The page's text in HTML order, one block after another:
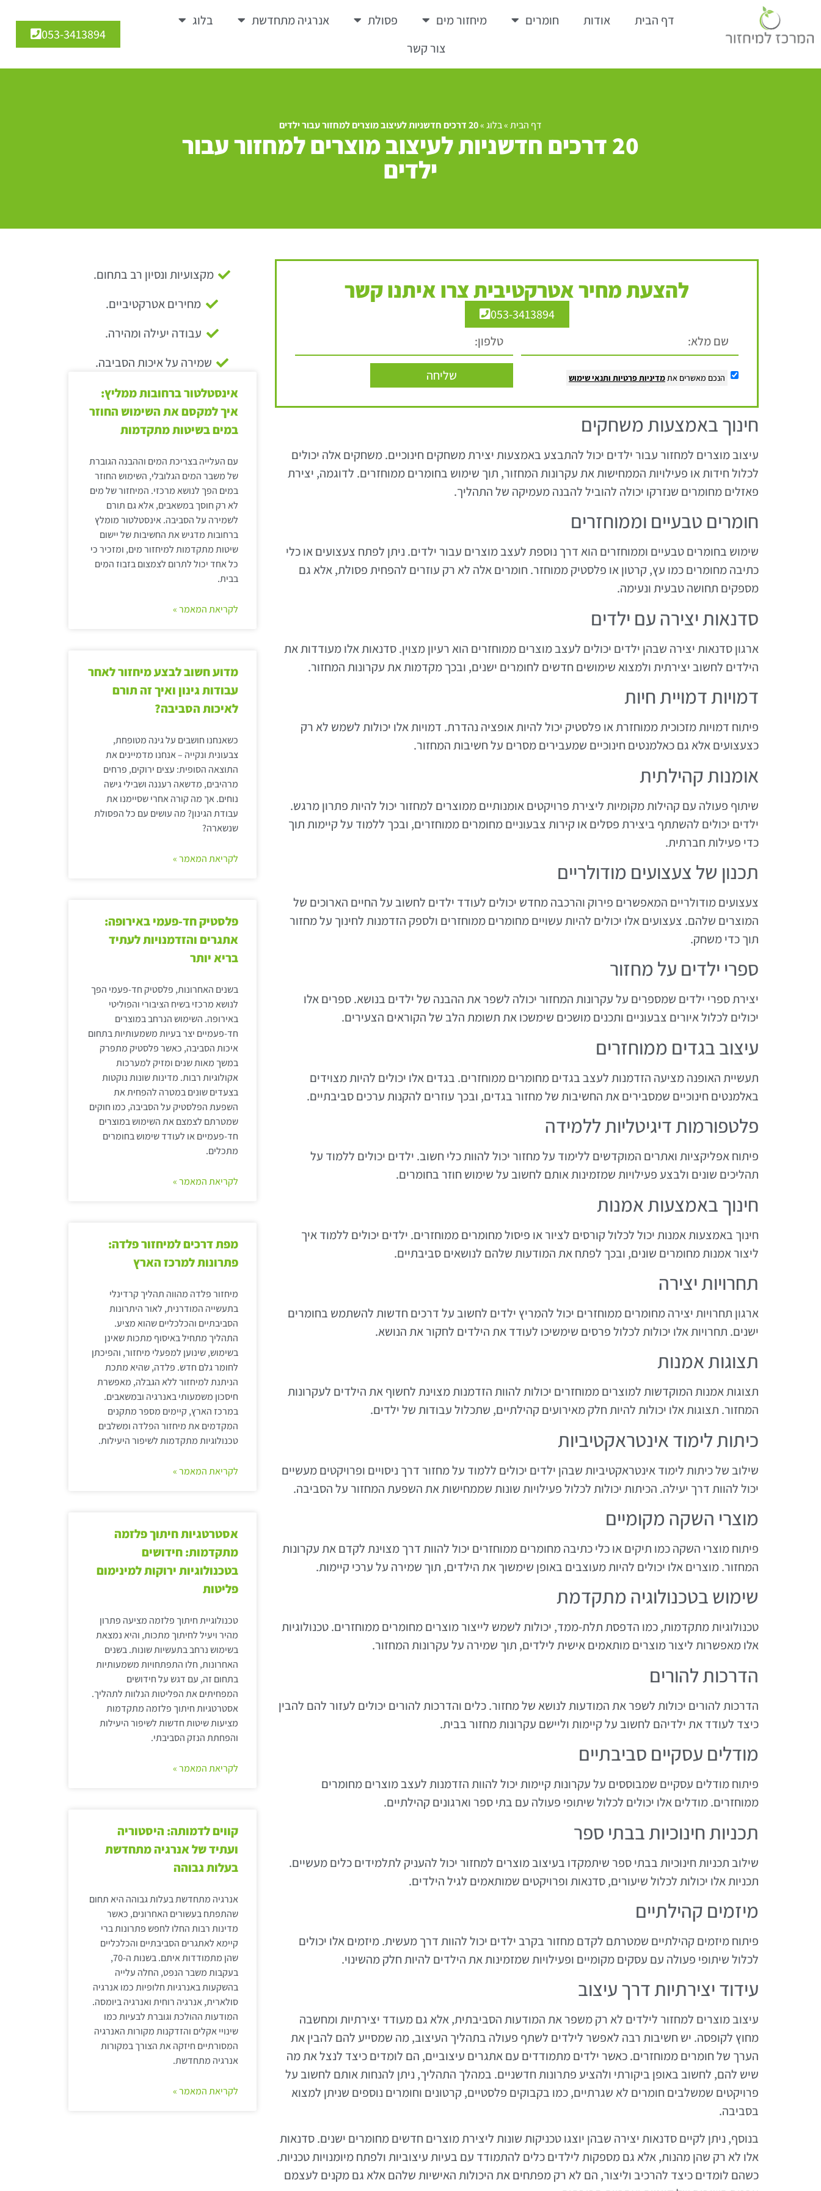
דף הבית אודות חומרים מיחזור מים פסולת אנרגיה מתחדשת
בלוג
צור קשר
053-3413894
דף הבית»בלוג»20 דרכים חדשניות לעיצוב מוצרים למחזור עבור ילדים
20 דרכים חדשניות לעיצוב מוצרים למחזור עבור
ילדים
להצעת מחיר אטרקטיבית צרו איתנו קשר
053-3413894
הנכם מאשרים אתמדיניות פרטיות ותנאי שימוש שליחה
חינוך באמצעות משחקים
עיצוב מוצרים למחזור עבור ילדים יכול להתבצע באמצעות יצירת משחקים חינוכיים. משחקים אלה יכולים
לכלול חידות או פעילויות הממחישות את עקרונות המחזור, תוך שימוש בחומרים ממוחזרים. לדוגמה, יצירת
פאזלים מחומרים שנזרקו יכולה להוביל להבנה מעמיקה של התהליך.
חומרים טבעיים וממוחזרים
שימוש בחומרים טבעיים וממוחזרים הוא דרך נוספת לעצב מוצרים עבור ילדים. ניתן לפתח צעצועים או כלי
כתיבה מחומרים כמו עץ, קרטון או פלסטיק ממוחזר. חומרים אלה לא רק עוזרים להפחית פסולת, אלא גם
מספקים תחושה טבעית ונעימה.
סדנאות יצירה עם ילדים
ארגון סדנאות יצירה שבהן ילדים יכולים לעצב מוצרים ממוחזרים הוא רעיון מצוין. סדנאות אלו מעודדות את
הילדים לחשוב יצירתית ולמצוא שימושים חדשים לחומרים ישנים, ובכך מקדמות את עקרונות המחזור.
דמויות דמויית חיות
פיתוח דמויות מזכוכית ממוחזרת או פלסטיק יכול להיות אופציה נהדרת. דמויות אלו יכולות לשמש לא רק
כצעצועים אלא גם כאלמנטים חינוכיים שמעבירים מסרים על חשיבות המחזור.
אומנות קהילתית
שיתוף פעולה עם קהילות מקומיות ליצירת פרויקטים אומנותיים ממוצרים למחזור יכול להיות פתרון מרגש.
ילדים יכולים להשתתף ביצירת פסלים או קירות צבעוניים מחומרים ממוחזרים, ובכך ללמוד על קיימות תוך
כדי פעילות חברתית.
תכנון של צעצועים מודולריים
צעצועים מודולריים המאפשרים פירוק והרכבה מחדש יכולים לעודד ילדים לחשוב על החיים הארוכים של
המוצרים שלהם. צעצועים אלו יכולים להיות עשויים מחומרים ממוחזרים ולספק הזדמנות לחינוך על מחזור
תוך כדי משחק.
ספרי ילדים על מחזור
יצירת ספרי ילדים שמספרים על עקרונות המחזור יכולה לשפר את ההבנה של ילדים בנושא. ספרים אלו
יכולים לכלול איורים צבעוניים ותכנים מושכים שימשכו את תשומת הלב של הקוראים הצעירים.
עיצוב בגדים ממוחזרים
תעשיית האופנה מציעה הזדמנות לעצב בגדים מחומרים ממוחזרים. בגדים אלו יכולים להיות מצוידים
באלמנטים חינוכיים שמסבירים את החשיבות של מחזור בגדים, ובכך עוזרים להקנות ערכים סביבתיים.
פלטפורמות דיגיטליות ללמידה
פיתוח אפליקציות ואתרים המוקדשים ללימוד על מחזור יכול להוות כלי חשוב. ילדים יכולים ללמוד על
תהליכים שונים ולבצע פעילויות שמזמינות אותם לחשוב על שימוש חוזר בחומרים.
חינוך באמצעות אמנות
חינוך באמצעות אמנות יכול לכלול קורסים לציור או פיסול מחומרים ממוחזרים. ילדים יכולים ללמוד איך
ליצור אמנות מחומרים שונים, ובכך לפתח את המודעות שלהם לנושאים סביבתיים.
תחרויות יצירה
ארגון תחרויות יצירה מחומרים ממוחזרים יכול להמריץ ילדים לחשוב על דרכים חדשות להשתמש בחומרים
ישנים. תחרויות אלו יכולות לכלול פרסים שימשיכו לעודד את הילדים לחקור את הנושא.
תצוגות אמנות
תצוגות אמנות המוקדשות למוצרים ממוחזרים יכולות להוות הזדמנות מצוינת לחשוף את הילדים לעקרונות
המחזור. תצוגות אלו יכולות להיות חלק מאירועים קהילתיים, שתכלול עבודות של ילדים.
כיתות לימוד אינטראקטיביות
שילוב של כיתות לימוד אינטראקטיביות שבהן ילדים יכולים ללמוד על מחזור דרך ניסויים ופרויקטים מעשיים
יכול להוות דרך יעילה. הכיתות יכולות לכלול פעילויות שונות שממחישות את השפעת המחזור על הסביבה.
מוצרי השקה מקומיים
פיתוח מוצרי השקה כמו תיקים או כלי כתיבה מחומרים ממוחזרים יכול להוות דרך מצוינת לקדם את עקרונות
המחזור. מוצרים אלו יכולים להיות מעוצבים באופן שימשוך את הילדים, תוך שמירה על ערכי קיימות.
שימוש בטכנולוגיה מתקדמת
טכנולוגיות מתקדמות, כמו הדפסת תלת-ממד, יכולות לשמש לייצור מוצרים מחומרים ממוחזרים. טכנולוגיות
אלו מאפשרות ליצור מוצרים מותאמים אישית לילדים, תוך שמירה על עקרונות המחזור.
הדרכות להורים
הדרכות להורים יכולות לשפר את המודעות לנושא של מחזור. כלים והדרכות להורים יכולים לעזור להם להבין
כיצד לעודד את ילדיהם לחשוב על קיימות וליישם עקרונות מחזור בבית.
מודלים עסקיים סביבתיים
פיתוח מודלים עסקיים שמבוססים על עקרונות קיימות יכול להוות הזדמנות לעצב מוצרים מחומרים
ממוחזרים. מודלים אלו יכולים לכלול שיתופי פעולה עם בתי ספר וארגונים קהילתיים.
תכניות חינוכיות בבתי ספר
שילוב תכניות חינוכיות בבתי ספר שיתמקדו בעיצוב מוצרים למחזור יכול להעניק לתלמידים כלים מעשיים.
תכניות אלו יכולות לכלול שיעורים, סדנאות ופרויקטים שמותאמים לגיל הילדים.
מיזמים קהילתיים
פיתוח מיזמים קהילתיים שמטרתם לקדם מחזור בקרב ילדים יכול להוות דרך מעשית. מיזמים אלו יכולים
לכלול שיתופי פעולה עם עסקים מקומיים ופעילויות שמזמינות את הילדים להיות חלק מהשינוי.
עידוד יצירתיות דרך עיצוב
עיצוב מוצרים למחזור לילדים לא רק משפר את המודעות הסביבתית, אלא גם מעודד יצירתיות ומחשבה
מחוץ לקופסה. יש חשיבות רבה לאפשר לילדים לשתף פעולה בתהליך העיצוב, מה שמסייע להם להבין את
הערך של חומרים ממוחזרים. כאשר ילדים מתמודדים עם אתגרים עיצוביים, הם לומדים כיצד לנצל את מה
שיש להם, לחשוב באופן ביקורתי ולהציע פתרונות חדשניים. במהלך התהליך, ניתן להנחות אותם לחשוב על
פרויקטים שמשלבים חומרים לא שגרתיים, כמו בקבוקים פלסטיים, קרטונים וחומרים נוספים שניתן למצוא
בסביבה.
בנוסף, ניתן לקיים סדנאות יצירה שבהן יוצגו טכניקות שונות ליצירת מוצרים חדשים מחומרים ישנים. סדנאות
אלו לא רק שהן מהנות, אלא גם מספקות לילדים כלים להתמודד עם בעיות עיצוביות ולפתח מיומנויות טכניות.
כשהם לומדים כיצד להרכיב וליצור, הם לא רק מפתחים את היכולות האישיות שלהם אלא גם מקנים לעצמם
מקצועיות ונסיון רב בתחום.
מחירים אטרקטיביים.
עבודה יעילה ומהירה.
שמירה על איכות הסביבה.
אינסטלטור ברחובות ממליץ:
איך למקסם את השימוש החוזר
במים בשיטות מתקדמות
עם העלייה בצריכת המים וההבנה הגוברת
של משבר המים הגלובלי, השימוש החוזר
במים הפך לנושא מרכזי. המיחזור של מים
לא רק חוסך במשאבים, אלא גם תורם
לשמירה על הסביבה. אינסטלטור מומלץ
ברחובות מדגיש את החשיבות של יישום
שיטות מתקדמות למיחזור מים, ומזכיר כי
כל אחד יכול לתרום לצמצום בזבוז המים
בבית.
לקריאת המאמר »
מדוע חשוב לבצע מיחזור לאחר
עבודות גינון ואיך זה תורם
לאיכות הסביבה?
כשאנחנו חושבים על גינה מטופחת,
צבעונית ונקייה – אנחנו מדמיינים את
התוצאה הסופית: עצים ירוקים, פרחים
מרהיבים, מדשאה רעננה ושבילי גישה
נוחים. אך מה קורה אחרי שסיימנו את
עבודת הגינון? מה עושים עם כל הפסולת
שנשארה?
לקריאת המאמר »
פלסטיק חד-פעמי באירופה:
אתגרים והזדמנויות לעתיד
בריא יותר
בשנים האחרונות, פלסטיק חד-פעמי הפך
לנושא מרכזי בשיח הציבורי והפוליטי
באירופה. השימוש הנרחב במוצרים
חד-פעמיים יצר בעיות משמעותיות בתחום
איכות הסביבה, כאשר פלסטיק מתפרק
במשך מאות שנים ומזיק למערכות
אקולוגיות רבות. מדינות שונות נוקטות
בצעדים שונים במטרה להפחית את
השפעת הפלסטיק על הסביבה, כמו חוקים
שמטרתם לצמצם את השימוש במוצרים
חד-פעמיים או לעודד שימוש בחומרים
מתכלים.
לקריאת המאמר »
מפת דרכים למיחזור פלדה:
פתרונות למרכז הארץ
מיחזור פלדה מהווה תהליך קרדינלי
בתעשייה המודרנית, לאור היתרונות
הסביבתיים והכלכליים שהוא מציע.
התהליך מתחיל באיסוף מתכות שאינן
בשימוש, שינוען למפעלי מיחזור, והפיכתן
לחומר גלם חדש. פלדה, שהיא מתכת
הניתנת למיחזור ללא הגבלה, מאפשרת
חיסכון משמעותי באנרגיה ובמשאבים.
במרכז הארץ, קיימים מספר מתקנים
המקדמים את מיחזור הפלדה ומשלבים
טכנולוגיות מתקדמות לשיפור היעילות.
לקריאת המאמר »
אסטרטגיות חיתוך פלזמה
מתקדמות: חידושים
בטכנולוגיות ירוקות למינימום
פליטות
טכנולוגיית חיתוך פלזמה מציעה פתרון
מהיר ויעיל לחיתוך מתכות, והיא נמצאת
בשימוש נרחב בתעשיות שונות. בשנים
האחרונות, חלו התפתחויות משמעותיות
בתחום זה, עם דגש על חידושים
המפחיתים את הפליטות הנלוות לתהליך.
אסטרטגיות חיתוך פלזמה מתקדמות
מציעות שיטות חדשות לשיפור היעילות
והפחתת הנזק הסביבתי.
לקריאת המאמר »
קווים לדמותה: היסטוריה
ועתיד של אנרגיה מתחדשת
בעלות גבוהה
אנרגיה מתחדשת בעלות גבוהה היא תחום
שהתפתח בעשורים האחרונים, כאשר
מדינות רבות החלו לחפש פתרונות ברי
קיימא לאתגרים הסביבתיים והכלכליים
שהן מתמודדות איתם. בשנות ה-70,
בעקבות משבר הנפט, החלה עלייה
בהשקעות באנרגיות חלופיות כמו אנרגיה
סולארית, אנרגיה רוחית ואנרגיה ביומסה.
המודעות ההולכת וגוברת לבעיות כמו
שינויי אקלים והזדקנות מקורות האנרגיה
המסורתיים חיזקה את הצורך במקורות
אנרגיה מתחדשת.
לקריאת המאמר »